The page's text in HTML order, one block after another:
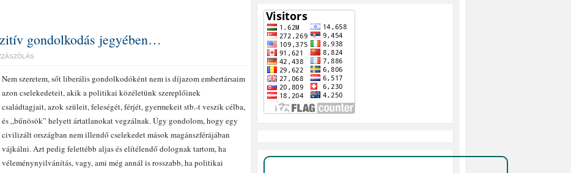
gondolkodás jegyében…
Nem szeretem, sőt liberális gondolkodóként nem is díjazom embertársaim
azon cselekedeteit, akik a politikai közéletünk szereplőinek
családtagjait, azok szüleit, feleségét, férjét, gyermekeit stb.-t veszik célba,
és „bűnösök” helyett ártatlanokat vegzálnak. Úgy gondolom, hogy egy
civilizált országban nem illendő cselekedet mások magánszférájában
vájkálni. Azt pedig felettébb aljas és elítélendő dolognak tartom, ha
véleménynyilvánítás, vagy, ami még annál is rosszabb, ha politikai